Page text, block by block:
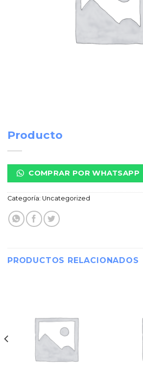
Producto
COMPRAR POR WHATSAPP
Categoría: Uncategorized
PRODUCTOS RELACIONADOS